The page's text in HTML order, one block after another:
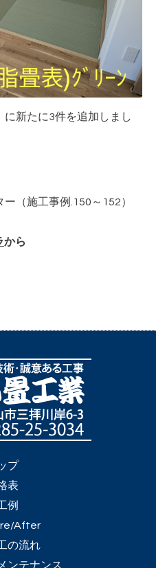
に新たに3件を追加しまし
（施工事例.150～152）
から
プ
表
例
After
の流れ
ンテナンス